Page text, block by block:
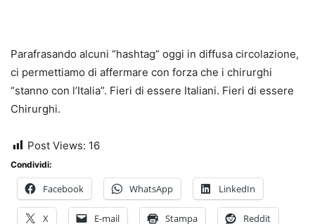
Parafrasando alcuni “hashtag” oggi in diffusa circolazione,
ci permettiamo di affermare con forza che i chirurghi
“stanno con l’Italia”. Fieri di essere Italiani. Fieri di essere
Chirurghi.
Post Views: 16
Condividi:
Facebook WhatsApp LinkedIn
X E-mail Stampa Reddit